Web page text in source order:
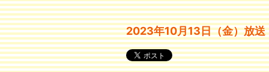
2023年10月13日（金）放送